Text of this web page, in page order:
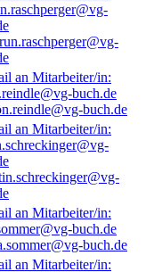
buch.de
buch.de